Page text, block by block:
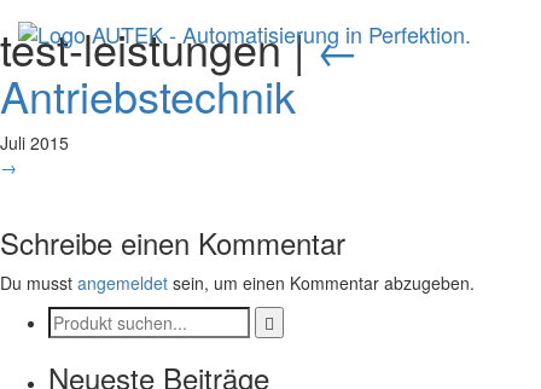
test-leistungen| ←
Antriebstechnik
Juli 2015
→
Schreibe einen Kommentar
Du musst angemeldet sein, um einen Kommentar abzugeben.
Neueste Beiträge